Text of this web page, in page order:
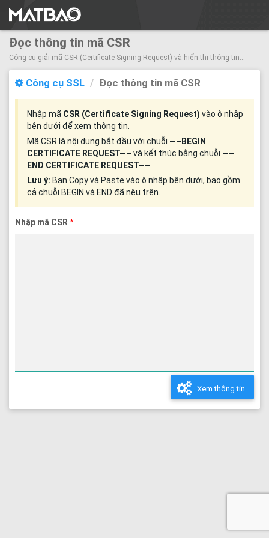
Đọc thông tin mã CSR
Công cụ giải mã CSR (Certificate Signing Request) và hiển thị thông tin...
Công cụ SSL Đọc thông tin mã CSR
Nhập mã CSR (Certificate Signing Request) vào ô nhập
bên dưới để xem thông tin.
Mã CSR là nội dung bắt đầu với chuỗi —–BEGIN
CERTIFICATE REQUEST—– và kết thúc bằng chuỗi —–
END CERTIFICATE REQUEST—–
Lưu ý: Bạn Copy và Paste vào ô nhập bên dưới, bao gồm
cả chuỗi BEGIN và END đã nêu trên.
Nhập mã CSR *
Xem thông tin